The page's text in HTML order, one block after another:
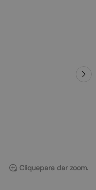
Cliquepara dar zoom.